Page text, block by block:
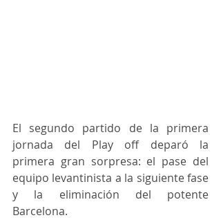
El segundo partido de la primera
jornada del Play off deparó la
primera gran sorpresa: el pase del
equipo levantinista a la siguiente fase
y la eliminación del potente
Barcelona.